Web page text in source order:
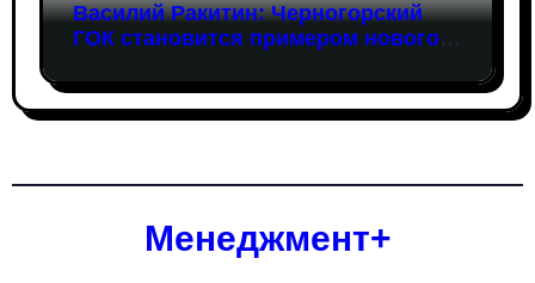
Василий Ракитин: Черногорский
ГОК становится примером нового
горнопромышленных проектов
Менеджмент+